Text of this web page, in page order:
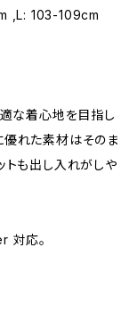
,L: 103-109cm
な着心地を目指し
優れた素材はそのま
トも出し入れがしや
対応。